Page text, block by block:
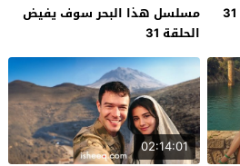
مسلسل هذا البحر سوف يفيض
الحلقة 31
02:14:01